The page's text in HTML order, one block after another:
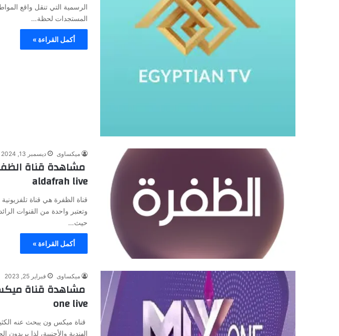
الرسمية التي تنقل واقع
المستجدات لحظة…
أكمل القراءة »
ميكساوى ديسمبر 13, 2024
مشاهدة قناة
aldafrah live
وتعتبر واحدة من القنوات
حيث…
أكمل القراءة »
ميكساوى فبراير 25, 2023
one live
قناة ميكس ون يبحث عنه
الهندية والأجنبية، لذا